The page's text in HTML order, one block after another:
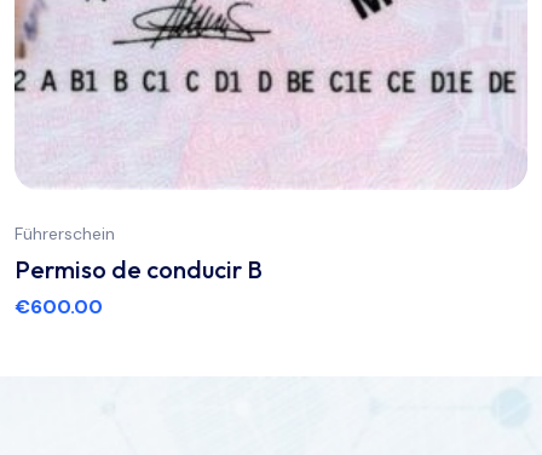
Führerschein
Permiso de conducir B
€600.00